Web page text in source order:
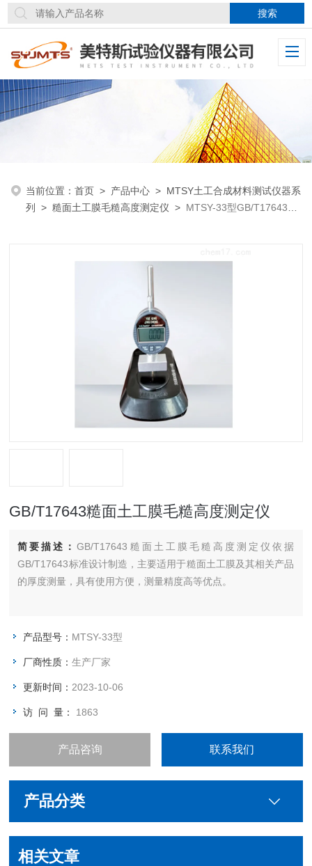
当前位置：首页 > 产品中心 > MTSY土工合成材料测试仪器系
列
>糙面土工膜毛糙高度测定仪 > MTSY-33型GB/T17643糙
GB/T17643糙面土工膜毛糙高度测定仪
简要描述：GB/T17643糙面土工膜毛糙高度测定仪依据
GB/T17643标准设计制造，主要适用于糙面土工膜及其相关产品
的厚度测量，具有使用方便，测量精度高等优点。
产品型号： MTSY-33型
厂商性质：生产厂家
更新时间： 2023-10-06
访 问 量： 1863
产品咨询 联系我们
产品分类
相关文章